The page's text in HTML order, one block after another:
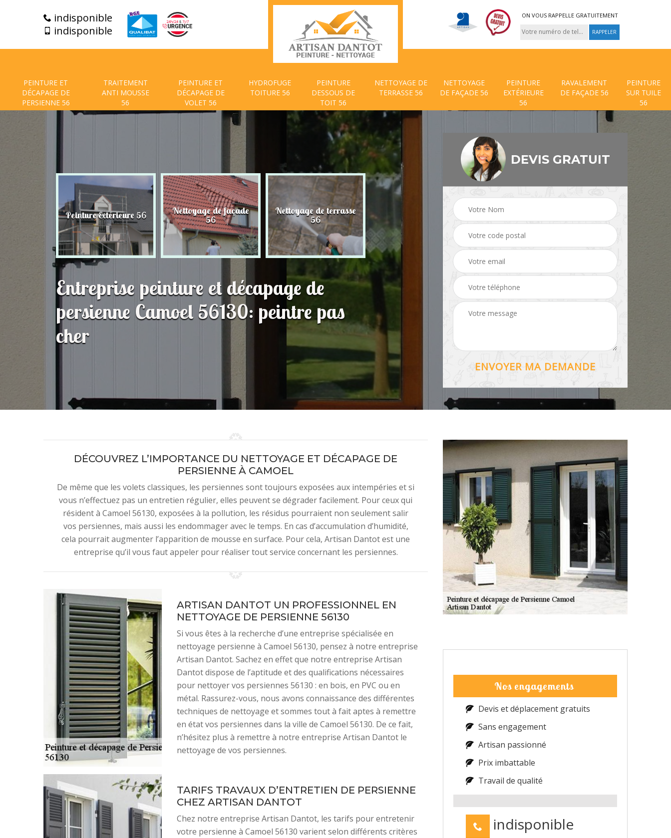
indisponible
indisponible
ON VOUS RAPPELLE GRATUITEMENT
PEINTURE ET
DÉCAPAGE DE
PERSIENNE 56
TRAITEMENT
ANTI MOUSSE
56
PEINTURE ET
DÉCAPAGE DE
VOLET 56
HYDROFUGE
TOITURE 56
PEINTURE
DESSOUS DE
TOIT 56
NETTOYAGE DE
TERRASSE 56
NETTOYAGE
DE FAÇADE 56
PEINTURE
EXTÉRIEURE
56
RAVALEMENT
DE FAÇADE 56
PEINTURE
SUR TUILE
56
Peinture Extérieure 56 Nettoyage de façade
56
Nettoyage de terrasse
56
Peinture dessous de Hydrofuge toiture 56 Traitement anti
Entreprise peinture et décapage de
persienne Camoel 56130: peintre pas
cher
DEVIS GRATUIT
DÉCOUVREZ L’IMPORTANCE DU NETTOYAGE ET DÉCAPAGE DE
PERSIENNE À CAMOEL
De même que les volets classiques, les persiennes sont toujours exposées aux intempéries et si
vous n’effectuez pas un entretien régulier, elles peuvent se dégrader facilement. Pour ceux qui
résident à Camoel 56130, exposées à la pollution, les résidus pourraient non seulement salir
vos persiennes, mais aussi les endommager avec le temps. En cas d’accumulation d’humidité,
cela pourrait augmenter l’apparition de mousse en surface. Pour cela, Artisan Dantot est une
entreprise qu’il vous faut appeler pour réaliser tout service concernant les persiennes.
ARTISAN DANTOT UN PROFESSIONNEL EN
NETTOYAGE DE PERSIENNE 56130
Si vous êtes à la recherche d’une entreprise spécialisée en
nettoyage persienne à Camoel 56130, pensez à notre entreprise
Artisan Dantot. Sachez en effet que notre entreprise Artisan
Dantot dispose de l’aptitude et des qualifications nécessaires
pour nettoyer vos persiennes 56130 : en bois, en PVC ou en
métal. Rassurez-vous, nous avons connaissance des différentes
techniques de nettoyage et sommes tout à fait aptes à remettre
en état vos persiennes dans la ville de Camoel 56130. De ce fait,
n’hésitez plus à remettre à notre entreprise Artisan Dantot le
nettoyage de vos persiennes.
TARIFS TRAVAUX D’ENTRETIEN DE PERSIENNE
CHEZ ARTISAN DANTOT
Chez notre entreprise Artisan Dantot, les tarifs pour entretenir
votre persienne à Camoel 56130 varient selon différents critères
Nos engagements
Devis et déplacement gratuits
Sans engagement
Artisan passionné
Prix imbattable
Travail de qualité
indisponible